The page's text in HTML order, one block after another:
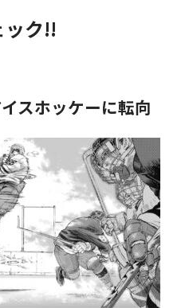
ック!!
スホッケーに転向